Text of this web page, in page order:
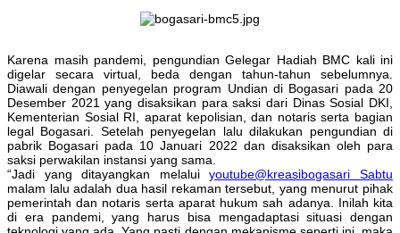
Karena masih pandemi, pengundian Gelegar Hadiah BMC kali ini
digelar secara virtual, beda dengan tahun-tahun sebelumnya.
Diawali dengan penyegelan program Undian di Bogasari pada 20
Desember 2021 yang disaksikan para saksi dari Dinas Sosial DKI,
Kementerian Sosial RI, aparat kepolisian, dan notaris serta bagian
legal Bogasari. Setelah penyegelan lalu dilakukan pengundian di
pabrik Bogasari pada 10 Januari 2022 dan disaksikan oleh para
saksi perwakilan instansi yang sama.
“Jadi yang ditayangkan melaluiyoutube@kreasibogasari Sabtu
malam lalu adalah dua hasil rekaman tersebut, yang menurut pihak
pemerintah dan notaris serta aparat hukum sah adanya. Inilah kita
di era pandemi, yang harus bisa mengadaptasi situasi dengan